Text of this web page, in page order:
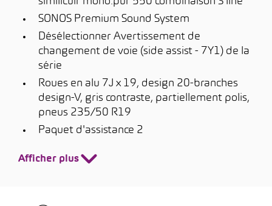
SONOS Premium Sound System
Désélectionner Avertissement de
changement de voie (side assist - 7Y1) de la
série
Roues en alu 7J x 19, design 20-branches
design-V, gris contraste, partiellement polis,
pneus 235/50 R19
Paquet d'assistance 2
Afficher plus